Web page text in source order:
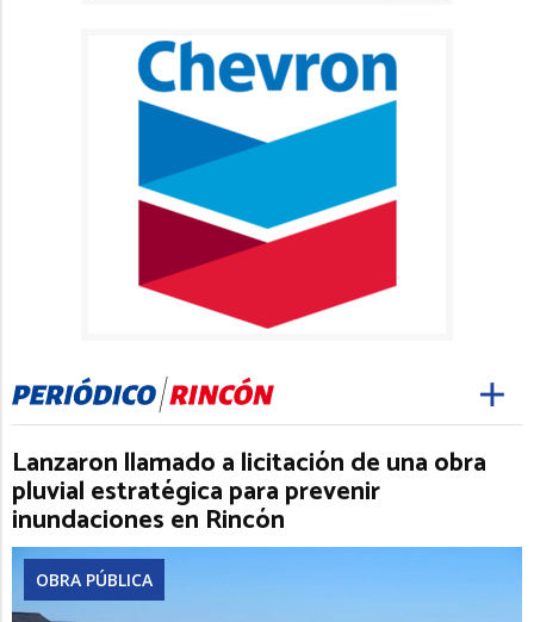
Lanzaron llamado a licitación de una obra
pluvial estratégica para prevenir
inundaciones en Rincón
OBRA PÚBLICA